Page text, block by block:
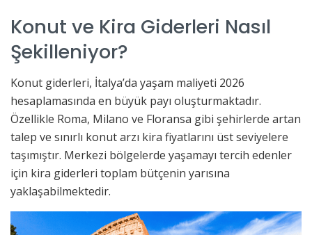
Konut ve Kira Giderleri Nasıl
Şekilleniyor?
Konut giderleri, İtalya’da yaşam maliyeti 2026
hesaplamasında en büyük payı oluşturmaktadır.
Özellikle Roma, Milano ve Floransa gibi şehirlerde artan
talep ve sınırlı konut arzı kira fiyatlarını üst seviyelere
taşımıştır. Merkezi bölgelerde yaşamayı tercih edenler
için kira giderleri toplam bütçenin yarısına
yaklaşabilmektedir.